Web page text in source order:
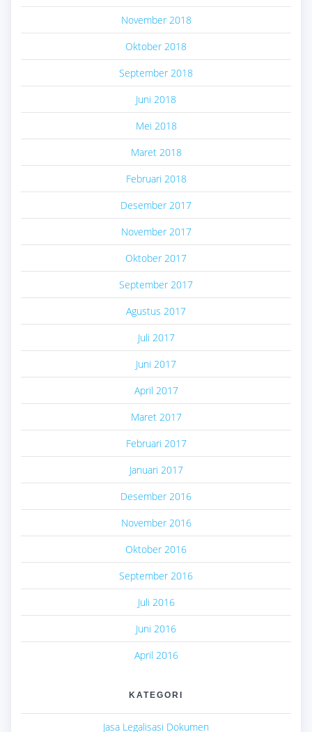
November 2018
Oktober 2018
September 2018
Juni 2018
Mei 2018
Maret 2018
Februari 2018
Desember 2017
November 2017
Oktober 2017
September 2017
Agustus 2017
Juli 2017
Juni 2017
April 2017
Maret 2017
Februari 2017
Januari 2017
Desember 2016
November 2016
Oktober 2016
September 2016
Juli 2016
Juni 2016
April 2016
KATEGORI
Jasa Legalisasi Dokumen